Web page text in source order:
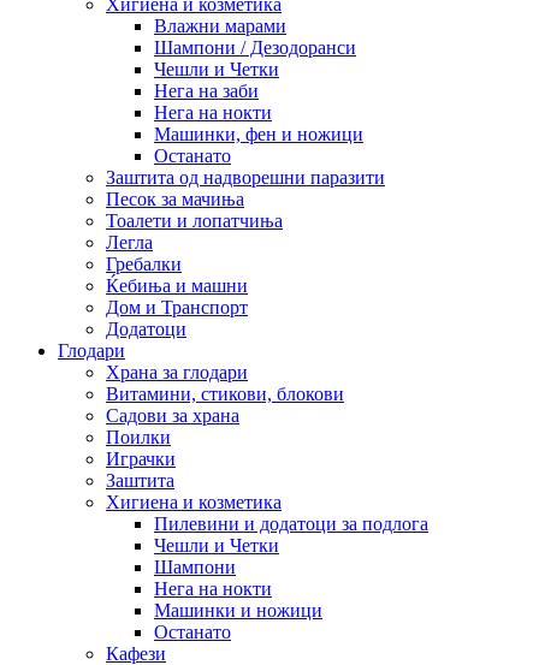
Влажни марами
Шампони / Дезодоранси
Чешли и Четки
Нега на заби
Нега на нокти
Машинки, фен и ножици
Останато
Заштита од надворешни паразити
Песок за мачиња
Тоалети и лопатчиња
Легла
Гребалки
Ќебиња и машни
Дом и Транспорт
Додатоци
Глодари
Храна за глодари
Витамини, стикови, блокови
Садови за храна
Поилки
Играчки
Заштита
Хигиена и козметика
Пилевини и додатоци за подлога
Чешли и Четки
Шампони
Нега на нокти
Машинки и ножици
Останато
Кафези